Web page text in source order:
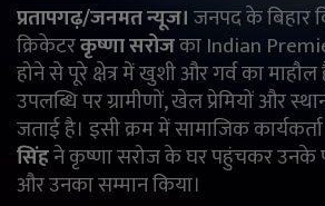
ई-पेपर
Language
English Arabic
प्रतापगढ़/जनमत न्यूज।जनपद के बिहार
क्रिकेटरकृष्णा सरोजकाIndian
होने से पूरे क्षेत्र में खुशी और गर्व का
उपलब्धि पर ग्रामीणों, खेल प्रेमियों और
जताई है। इसी क्रम में सामाजिक
सिंहने कृष्णा सरोज के घर पहुंचकर उनके
और उनका सम्मान किया।